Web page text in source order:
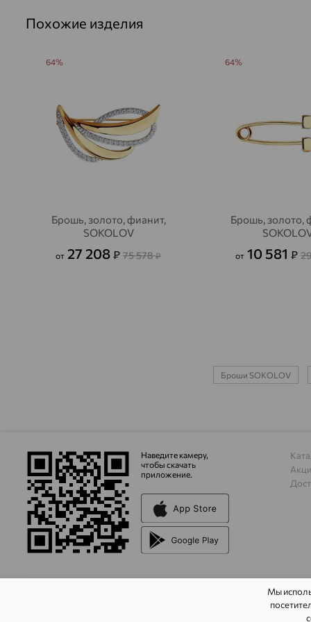
Похожие изделия
Брошь, золото, фианит,
SOKOLOV
от 27 208 ₽ 75 578₽
64%
Брошь, золото,
от 10 581 ₽
64%
Броши SOKOLOV
Наведите камеру,
чтобы скачать
приложение.
Мы